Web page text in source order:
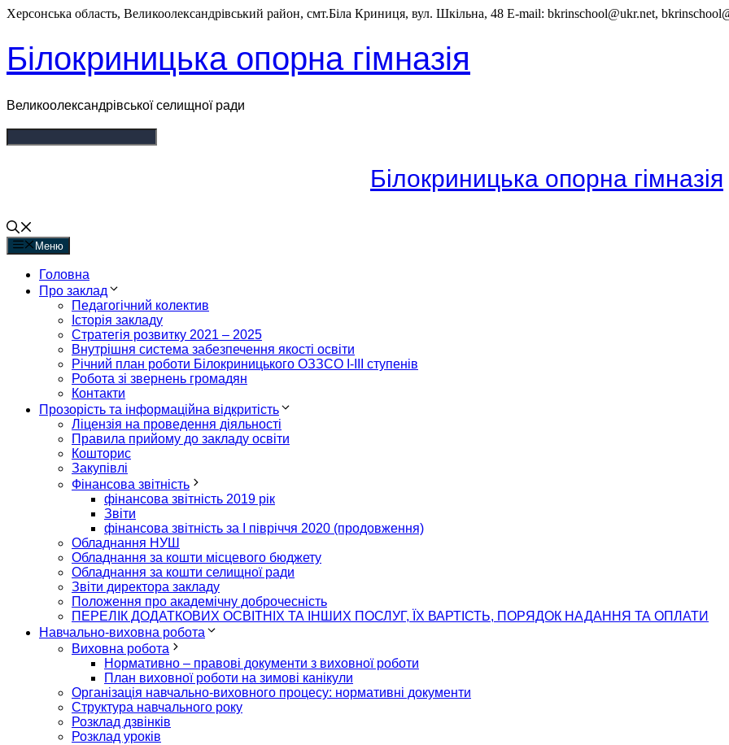
Перейти
Херсонська область, Великоолександрівський район, смт.Біла Криниця, вул. Шкільна, 48 E-mail: bkrinschool@ukr.net,
Білокриницька опорна гімназія
Великоолександрівської селищної ради
Білокриницька опорна гімназія
Меню
Головна
Про заклад
Педагогічний колектив
Історія закладу
Стратегія розвитку 2021 – 2025
Внутрішня система забезпечення якості освіти
Річний план роботи Білокриницького ОЗЗСО I-III ступенів
Робота зі звернень громадян
Контакти
Прозорість та інформаційна відкритість
Ліцензія на проведення діяльності
Правила прийому до закладу освіти
Кошторис
Закупівлі
Фінансова звітність
фінансова звітність 2019 рік
Звіти
фінансова звітність за І півріччя 2020 (продовження)
Обладнання НУШ
Обладнання за кошти місцевого бюджету
Обладнання за кошти селищної ради
Звіти директора закладу
Положення про академічну доброчесність
ПЕРЕЛІК ДОДАТКОВИХ ОСВІТНІХ ТА ІНШИХ ПОСЛУГ, ЇХ ВАРТІСТЬ, ПОРЯДОК НАДАННЯ ТА ОПЛАТИ
Навчально-виховна робота
Виховна робота
Нормативно – правові документи з виховної роботи
План виховної роботи на зимові канікули
Організація навчально-виховного процесу: нормативні документи
Структура навчального року
Розклад дзвінків
Розклад уроків